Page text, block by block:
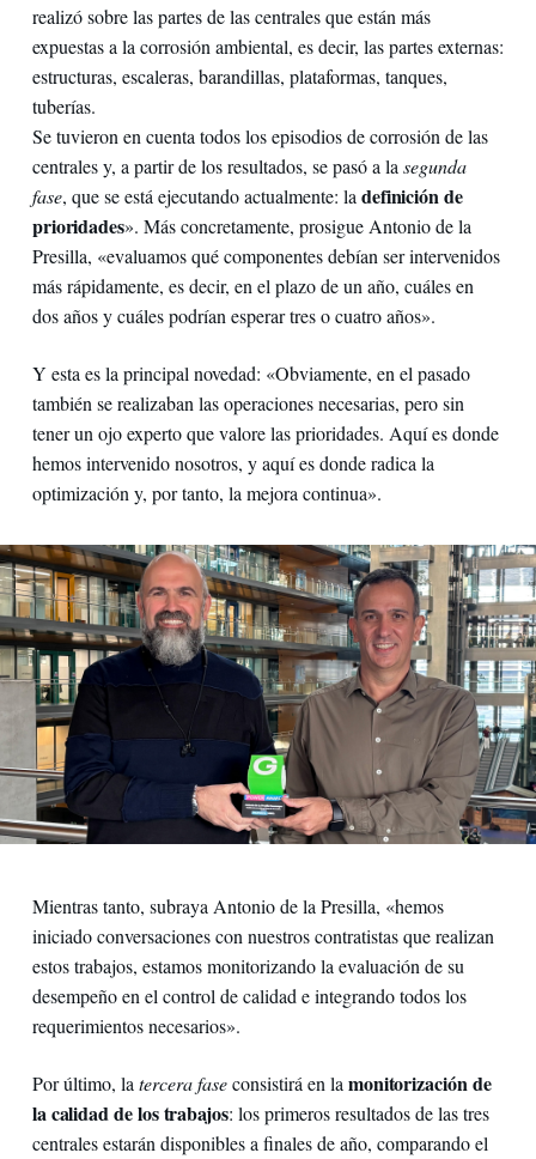
realizó sobre las partes de las centrales que están más
expuestas a la corrosión ambiental, es decir, las partes externas:
estructuras, escaleras, barandillas, plataformas, tanques,
tuberías.
Se tuvieron en cuenta todos los episodios de corrosión de las
centrales y, a partir de los resultados, se pasó a la segunda
fase, que se está ejecutando actualmente: la definición de
prioridades». Más concretamente, prosigue Antonio de la
Presilla, «evaluamos qué componentes debían ser intervenidos
más rápidamente, es decir, en el plazo de un año, cuáles en
dos años y cuáles podrían esperar tres o cuatro años».
Y esta es la principal novedad: «Obviamente, en el pasado
también se realizaban las operaciones necesarias, pero sin
tener un ojo experto que valore las prioridades. Aquí es donde
hemos intervenido nosotros, y aquí es donde radica la
optimización y, por tanto, la mejora continua».
Mientras tanto, subraya Antonio de la Presilla, «hemos
iniciado conversaciones con nuestros contratistas que realizan
estos trabajos, estamos monitorizando la evaluación de su
desempeño en el control de calidad e integrando todos los
requerimientos necesarios».
Por último, la tercera faseconsistirá en la monitorización de
la calidadde los trabajos: los primeros resultados de las tres
centrales estarán disponibles a finales de año, comparando el